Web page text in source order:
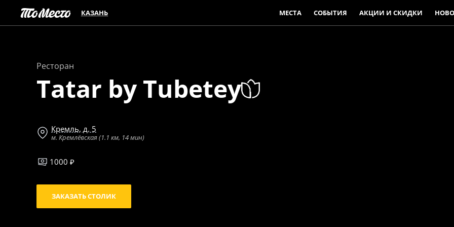
КАЗАНЬ МЕСТА СОБЫТИЯ АКЦИИ И СКИДКИ
Ресторан
Tatar by Tubetey
Кремль, д. 5
м. Кремлёвская (1.1 км, 14 мин)
1000 ₽
ЗАКАЗАТЬ СТОЛИК